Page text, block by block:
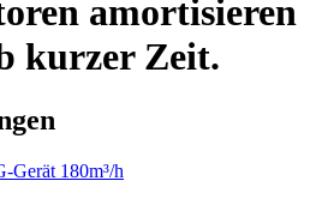
amortisieren
kurzer Zeit.